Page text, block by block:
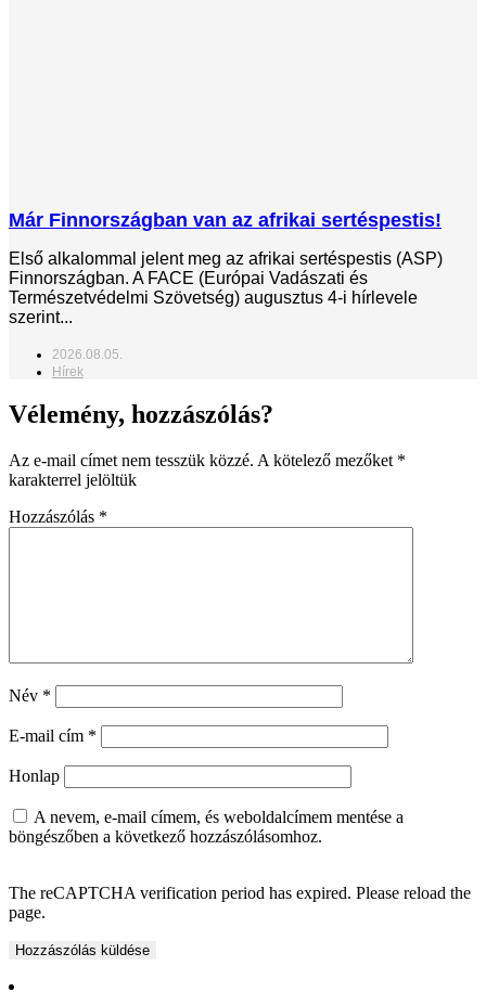
Már Finnországban van az afrikai sertéspestis!
Első alkalommal jelent meg az afrikai sertéspestis (ASP)
Finnországban. A FACE (Európai Vadászati és
Természetvédelmi Szövetség) augusztus 4-i hírlevele
szerint...
2026.08.05.
Hírek
Vélemény, hozzászólás?
Az e-mail címet nem tesszük közzé. A kötelező mezőket *
karakterrel jelöltük
Hozzászólás *
Név *
E-mail cím *
Honlap
A nevem, e-mail címem, és weboldalcímem mentése a
böngészőben a következő hozzászólásomhoz.
The reCAPTCHA verification period has expired. Please reload the
page.